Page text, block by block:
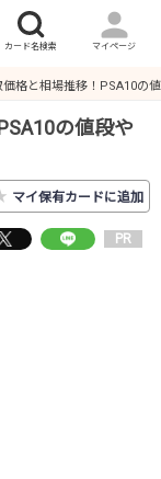
価格と相場推移！PSA10の
の値段や
マイ保有カードに追加
PR